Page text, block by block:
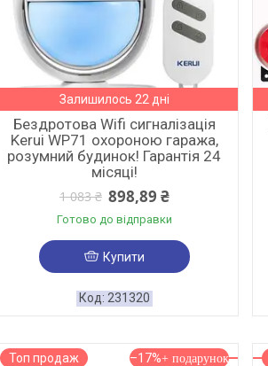
Залишилось 22 дні
Бездротова Wifi сигналізація
Kerui WP71 охороною гаража,
розумний будинок! Гарантія 24
місяці!
1 083 ₴ 898,89 ₴
Готово до відправки
Купити
231320
Топ продаж –17%